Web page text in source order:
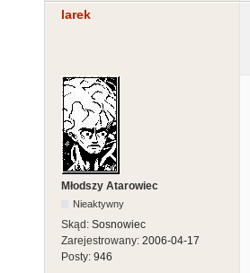
larek
Młodszy Atarowiec
Nieaktywny
Skąd: Sosnowiec
Zarejestrowany: 2006-04-17
Posty: 946